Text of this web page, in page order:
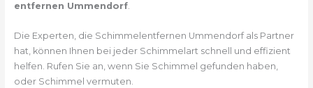
entfernen Ummendorf.
Die Experten, die Schimmelentfernen Ummendorf als Partner
hat, können Ihnen bei jeder Schimmelart schnell und effizient
helfen. Rufen Sie an, wenn Sie Schimmel gefunden haben,
oder Schimmel vermuten.